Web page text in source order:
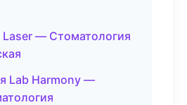
— Стоматология
Lab Harmony —